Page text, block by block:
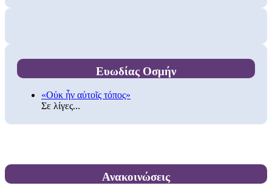
Ευωδίας Οσμήν
«Οὐκ ἦν αὐτοῖς τόπος»
Σε λίγες...
Ανακοινώσεις